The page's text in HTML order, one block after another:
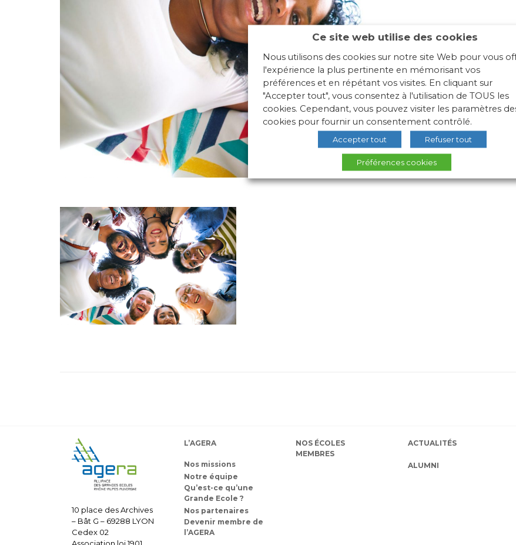
10 place des Archives
– Bât G – 69288 LYON
Cedex 02
L’AGERA
Nos missions
Notre équipe
Qu’est-ce qu’une
Grande Ecole ?
Nos partenaires
Devenir membre de
l’AGERA
NOS ÉCOLES
MEMBRES
ACTUALITÉS
ALUMNI
Ce site web utilise des cookies
Nous utilisons des cookies sur notre site Web pour vous
l'expérience la plus pertinente en mémorisant vos
préférences et en répétant vos visites. En cliquant sur
"Accepter tout", vous consentez à l'utilisation de TOUS les
cookies. Cependant, vous pouvez visiter les paramètres
cookies pour fournir un consentement contrôlé.
Accepter tout Refuser tout
Préférences cookies